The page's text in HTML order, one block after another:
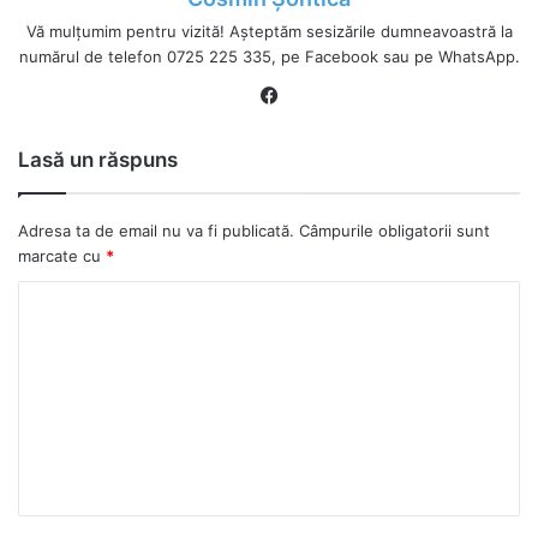
Vă mulțumim pentru vizită! Așteptăm sesizările dumneavoastră la
numărul de telefon 0725 225 335, pe Facebook sau pe WhatsApp.
Lasă un răspuns
Adresa ta de email nu va fi publicată. Câmpurile obligatorii sunt
marcate cu *
a